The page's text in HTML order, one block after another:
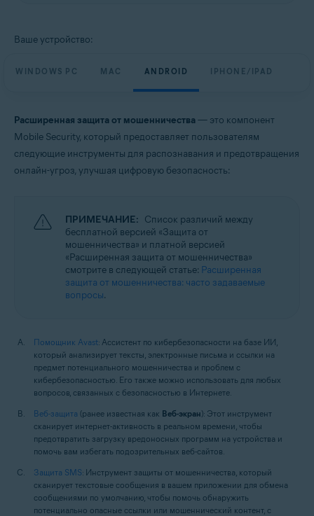
Ваше устройство:
WINDOWS PC MAC ANDROID IPHONE/IPAD
Расширенная защита от мошенничества— это компонент
Mobile Security, который предоставляет пользователям
следующие инструменты для распознавания и предотвращения
онлайн-угроз, улучшая цифровую безопасность:
ПРИМЕЧАНИЕ: Список различий между
бесплатной версией «Защита от
мошенничества» и платной версией
«Расширенная защита от мошенничества»
смотрите в следующей статье: Расширенная
защита от мошенничества: часто задаваемые
вопросы.
Помощник Avast: Ассистент по кибербезопасности на базе ИИ,
который анализирует тексты, электронные письма и ссылки на
предмет потенциального мошенничества и проблем с
кибербезопасностью. Его также можно использовать для любых
вопросов, связанных с безопасностью в Интернете.
Веб-защита (ранее известная как Веб-экран): Этот инструмент
сканирует интернет-активность в реальном времени, чтобы
предотвратить загрузку вредоносных программ на устройства и
помочь вам избегать подозрительных веб-сайтов.
Защита SMS: Инструмент защиты от мошенничества, который
сканирует текстовые сообщения в вашем приложении для обмена
сообщениями по умолчанию, чтобы помочь обнаружить
потенциально опасные ссылки или мошеннический контент, с